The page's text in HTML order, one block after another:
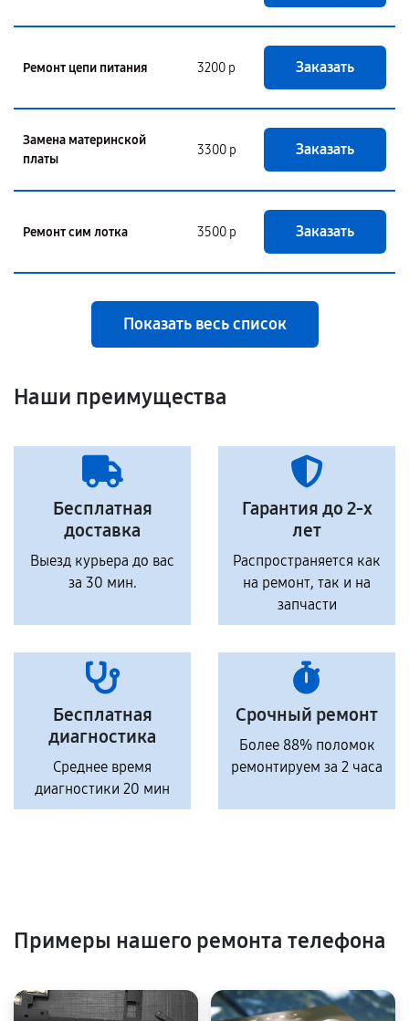
Ремонт цепи питания 3200 р Заказать
Замена материнской
платы
3300 р Заказать
Ремонт сим лотка 3500 р Заказать
Показать весь список
Наши преимущества
Бесплатная
доставка
Выезд курьера до вас
за 30 мин.
Гарантия до 2-х
лет
Распространяется как
на ремонт, так и на
запчасти
Бесплатная
диагностика
Среднее время
диагностики 20 мин
Срочный ремонт
Более 88% поломок
ремонтируем за 2 часа
Примеры нашего ремонта телефона